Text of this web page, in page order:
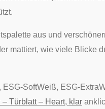
aus und
mattiert, wie viele Blicke
SoftWeiß, ESG-
– Türblatt – Heart, klar